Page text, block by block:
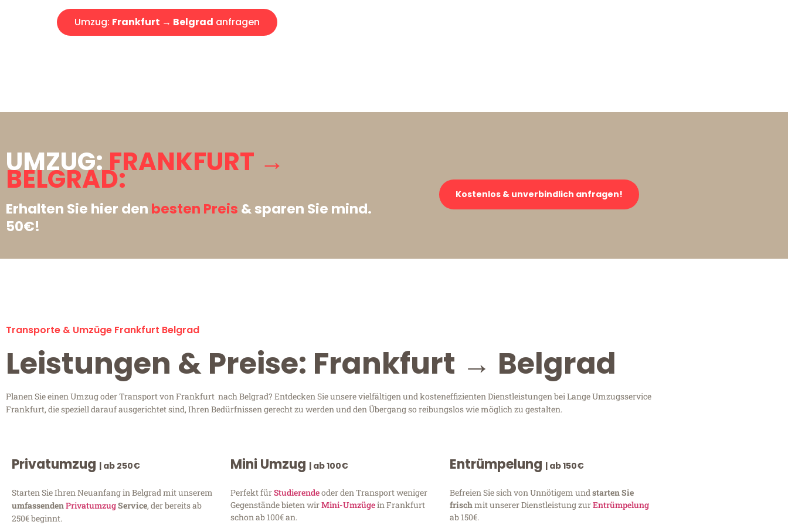
Umzug: Frankfurt → Belgrad anfragen
UMZUG:FRANKFURT →
BELGRAD:
Erhalten Sie hier den besten Preis & sparen Sie mind.
50€!
Kostenlos & unverbindlich anfragen!
Transporte & Umzüge Frankfurt Belgrad
Leistungen & Preise: Frankfurt → Belgrad
Planen Sie einen Umzug oder Transport von Frankfurt nach Belgrad? Entdecken Sie unsere vielfältigen und kosteneffizienten Dienstleistungen bei Lange Umzugsservice
Frankfurt, die speziell darauf ausgerichtet sind, Ihren Bedürfnissen gerecht zu werden und den Übergang so reibungslos wie möglich zu gestalten.
Privatumzug | ab 250€
Starten Sie Ihren Neuanfang in Belgrad mit unserem
umfassendenPrivatumzugService, der bereits ab
250€ beginnt.
Mini Umzug | ab 100€
Perfekt fürStudierendeoder den Transport weniger
Gegenstände bieten wirMini-Umzügein Frankfurt
schon ab 100€ an.
Entrümpelung | ab 150€
Befreien Sie sich von Unnötigem undstarten Sie
frischmit unserer Dienstleistung zurEntrümpelung
ab 150€.